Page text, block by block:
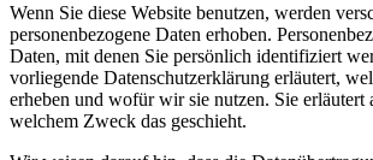
Wenn Sie diese Website benutzen, werden
personenbezogene Daten erhoben.
Daten, mit denen Sie persönlich identifiziert
vorliegende Datenschutzerklärung erläutert,
erheben und wofür wir sie nutzen. Sie erläutert
welchem Zweck das geschieht.